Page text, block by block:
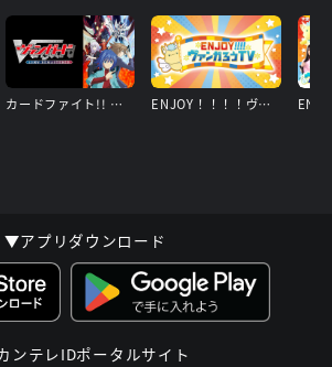
カードファイト!! ヴァンガード 15周年リマスター ENJOY！！！！ヴァンガろうTV
▼アプリダウンロード
ンテレIDポータルサイト